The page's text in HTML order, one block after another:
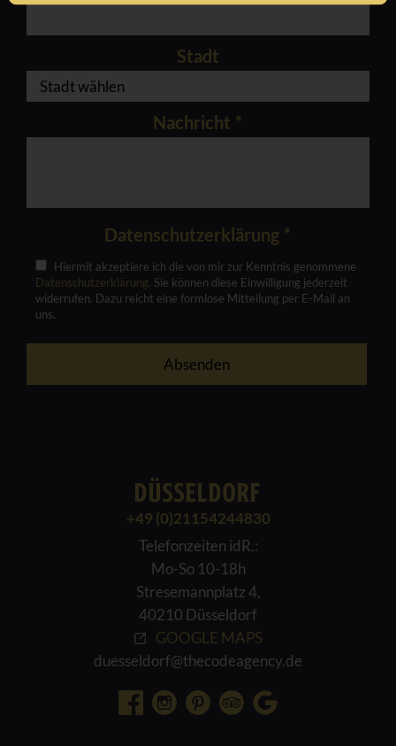
Stadt
Nachricht *
Datenschutzerklärung *
Hiermit akzeptiere ich die von mir zur Kenntnis genommene
Datenschutzerklärung. Sie können diese Einwilligung jederzeit
widerrufen. Dazu reicht eine formlose Mitteilung per E-Mail an
uns.
DÜSSELDORF
+49 (0)21154244830
Telefonzeiten idR.:
Mo-So 10-18h
Stresemannplatz 4,
40210 Düsseldorf
GOOGLE MAPS
duesseldorf@thecodeagency.de